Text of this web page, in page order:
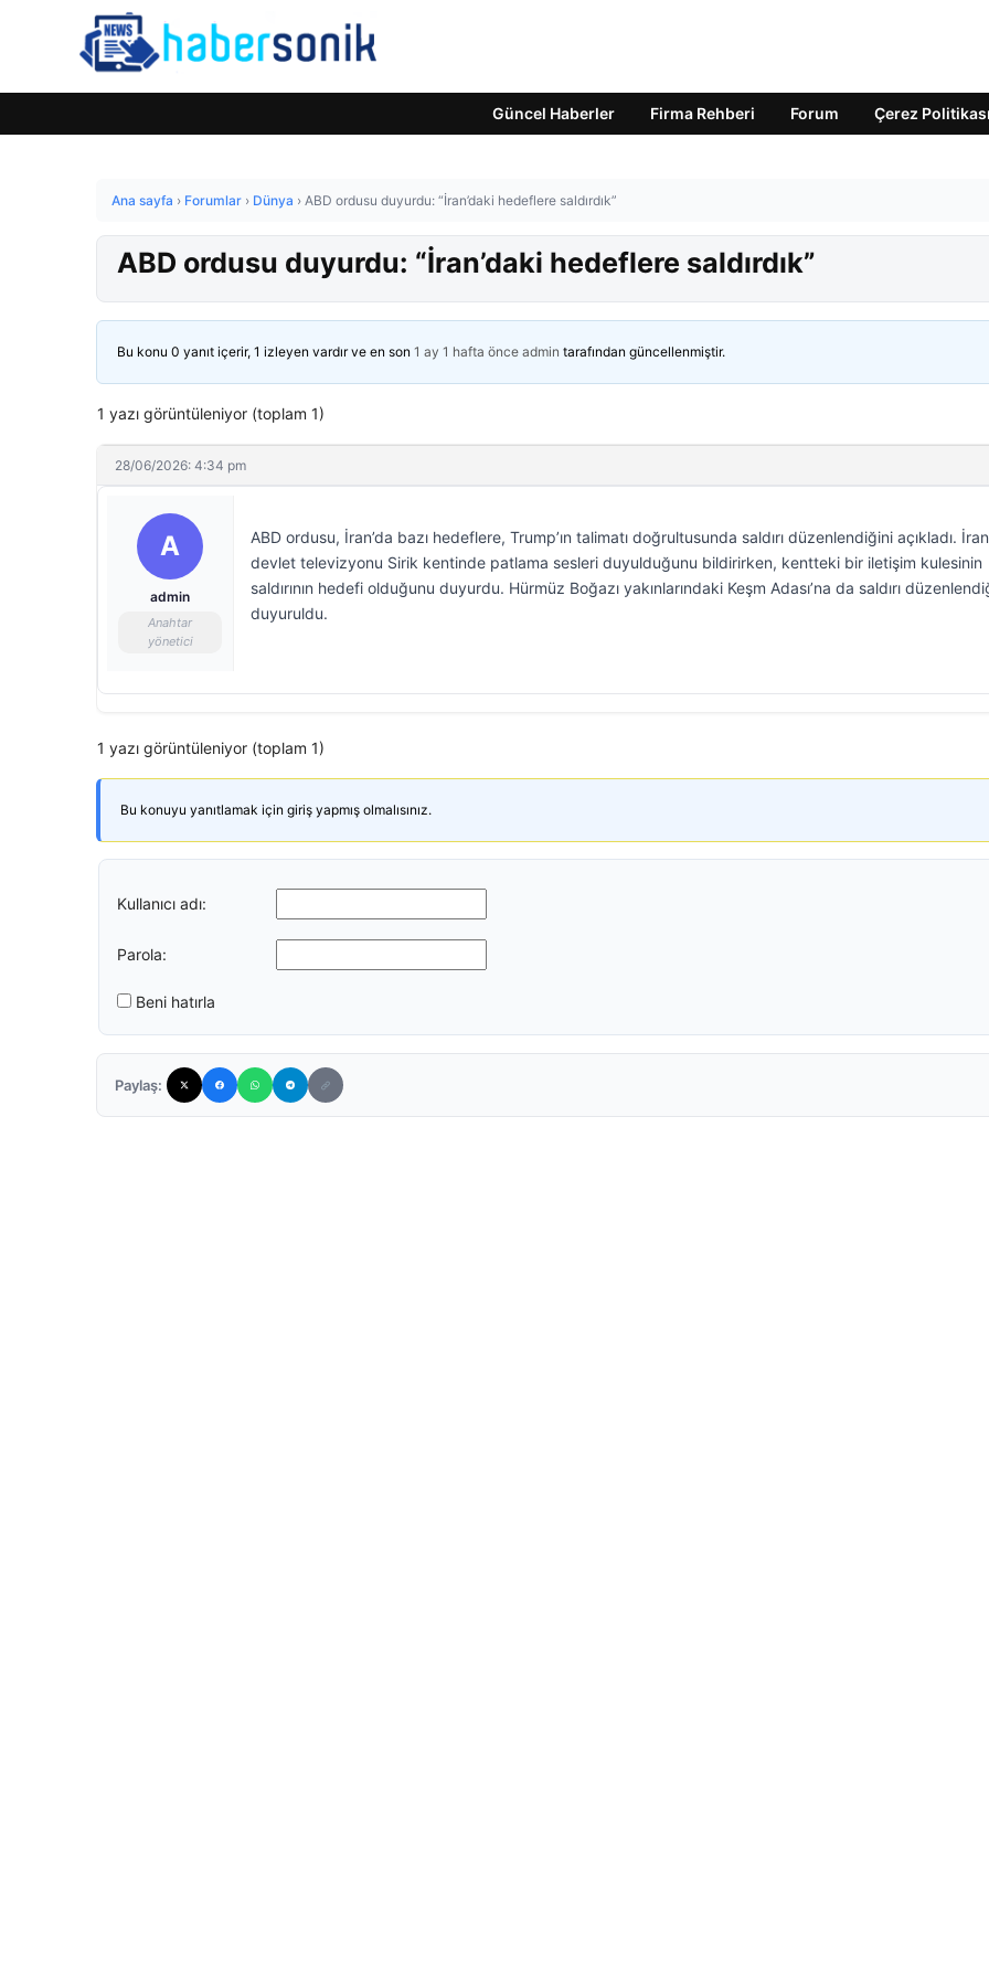
Güncel Haberler Firma Rehberi Forum Çerez Politikası
Ana sayfa › Forumlar › Dünya › ABD ordusu duyurdu: “İran’daki hedeflere saldırdık”
ABD ordusu duyurdu: “İran’daki hedeflere saldırdık”
Bu konu 0 yanıt içerir, 1 izleyen vardır ve en son 1 ay 1 hafta önce admin tarafından güncellenmiştir.
1 yazı görüntüleniyor (toplam 1)
28/06/2026: 4:34 pm
A
admin
Anahtar
yönetici
ABD ordusu, İran’da bazı hedeflere, Trump’ın talimatı doğrultusunda saldırı düzenlendiğini açıkladı. İran
devlet televizyonu Sirik kentinde patlama sesleri duyulduğunu bildirirken, kentteki bir iletişim kulesinin
saldırının hedefi olduğunu duyurdu. Hürmüz Boğazı yakınlarındaki Keşm Adası’na da saldırı
duyuruldu.
1 yazı görüntüleniyor (toplam 1)
Bu konuyu yanıtlamak için giriş yapmış olmalısınız.
Kullanıcı adı:
Parola:
Beni hatırla
Paylaş: